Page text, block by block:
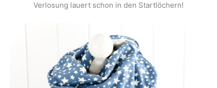
Verlosung lauert schon in den Startlöchern!